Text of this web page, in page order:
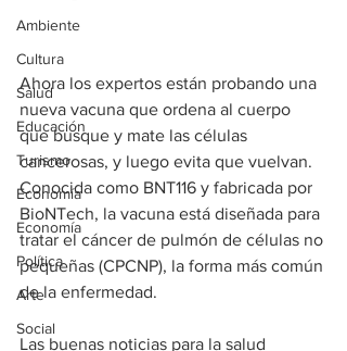
Ambiente
Cultura
Salud
Educación
Turismo
Economía
Economía
Política
Arte
Social
Ahora los expertos están probando una
nueva vacuna que ordena al cuerpo
que busque y mate las células
cancerosas, y luego evita que vuelvan.
Conocida como BNT116 y fabricada por
BioNTech, la vacuna está diseñada para
tratar el cáncer de pulmón de células no
pequeñas (CPCNP), la forma más común
de la enfermedad.
Las buenas noticias para la salud